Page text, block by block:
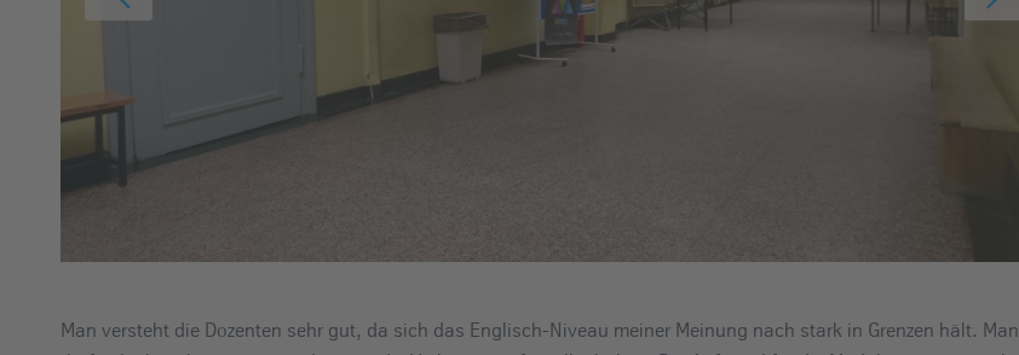
Man versteht die Dozenten sehr gut, da sich das Englisch-Niveau meiner Meinung nach stark in Grenzen hält. Man